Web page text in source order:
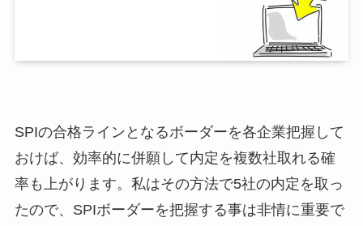
SPIの合格ラインとなるボーダーを各企業把握して
おけば、効率的に併願して内定を複数社取れる確
率も上がります。私はその方法で5社の内定を取っ
たので、SPIボーダーを把握する事は非情に重要で